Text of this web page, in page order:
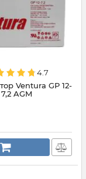
4.7
Ventura GP 12-
7,2 AGM